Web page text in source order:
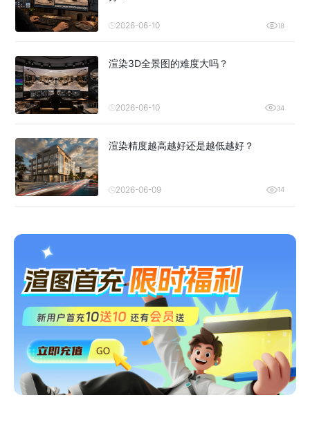
2026-06-10 18
渲染3D全景图的难度大吗？
2026-06-10 34
渲染精度越高越好还是越低越好？
2026-06-09 14